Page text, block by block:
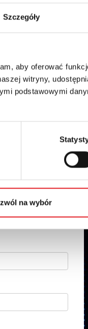
Szczegóły
aby oferować
witryny,
podstawowymi
na wybór